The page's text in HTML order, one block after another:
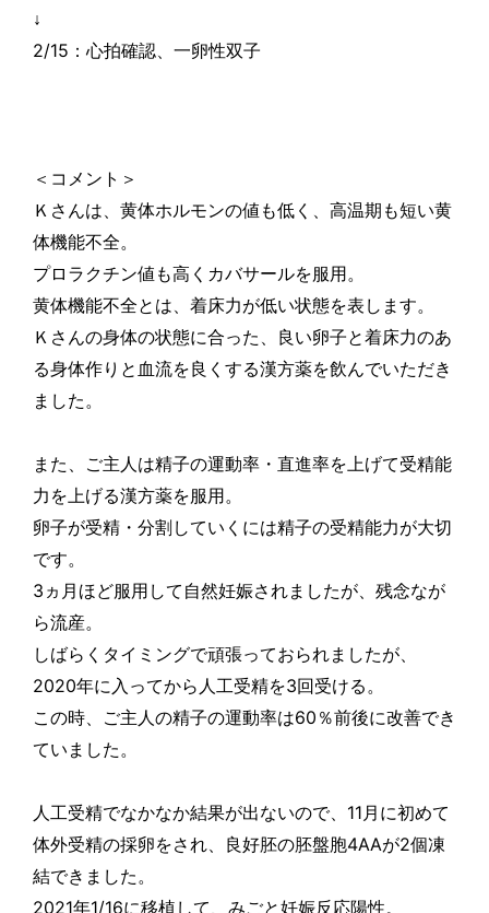
↓
2/15 ：心拍確認、一卵性双子
＜コメント＞
Ｋさんは、黄体ホルモンの値も低く、高温期も短い黄
体機能不全。
プロラクチン値も高くカバサールを服用。
黄体機能不全とは、着床力が低い状態を表します。
Ｋさんの身体の状態に合った、良い卵子と着床力のあ
る身体作りと血流を良くする漢方薬を飲んでいただき
ました。
また、ご主人は精子の運動率・直進率を上げて受精能
力を上げる漢方薬を服用。
卵子が受精・分割していくには精子の受精能力が大切
です。
3 ヵ月ほど服用して自然妊娠されましたが、残念なが
ら流産。
しばらくタイミングで頑張っておられましたが、
2020年に入ってから人工受精を3回受ける。
この時、ご主人の精子の運動率は60 ％前後に改善でき
ていました。
人工受精でなかなか結果が出ないので、 11 月に初めて
体外受精の採卵をされ、良好胚の胚盤胞4AAが2個凍
結できました。
2021年1/16に移植して、みごと妊娠反応陽性。